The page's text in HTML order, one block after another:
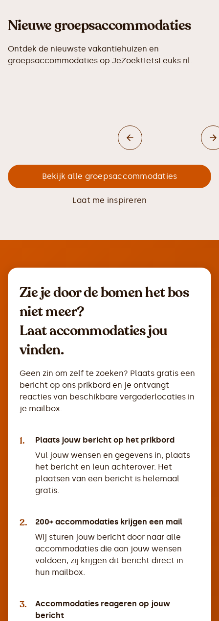
Nieuwe groepsaccommodaties
Ontdek de nieuwste vakantiehuizen en
groepsaccommodaties op JeZoektIetsLeuks.nl.
Bekijk alle groepsaccommodaties
Laat me inspireren
Zie je door de bomen het bos
niet meer?
Laat accommodaties jou
vinden.
Geen zin om zelf te zoeken? Plaats gratis een
bericht op ons prikbord en je ontvangt
reacties van beschikbare vergaderlocaties in
je mailbox.
1.
Plaats jouw bericht op het prikbord
Vul jouw wensen en gegevens in, plaats
het bericht en leun achterover. Het
plaatsen van een bericht is helemaal
gratis.
2.
200+ accommodaties krijgen een mail
Wij sturen jouw bericht door naar alle
accommodaties die aan jouw wensen
voldoen, zij krijgen dit bericht direct in
hun mailbox.
3.
Accommodaties reageren op jouw
bericht